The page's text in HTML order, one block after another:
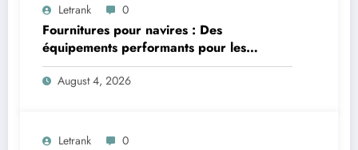
Letrank 0
Fournitures pour navires : Des
équipements performants pour les
applications maritimes
August 4, 2026
Letrank 0